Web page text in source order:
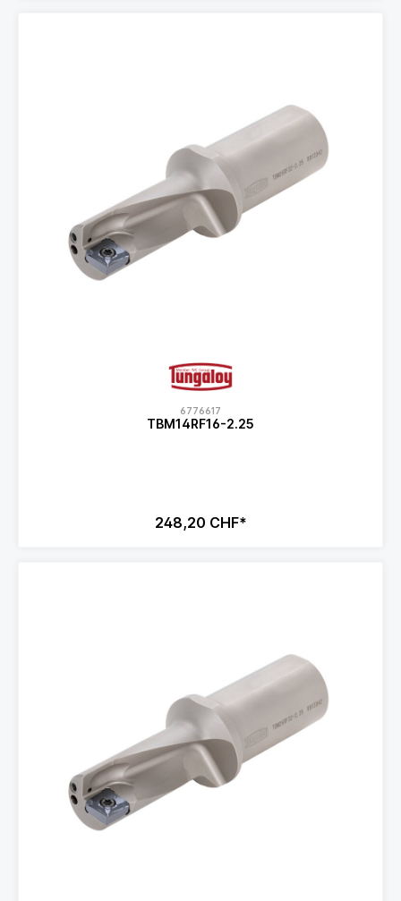
6776617
TBM14RF16-2.25
248,20 CHF*